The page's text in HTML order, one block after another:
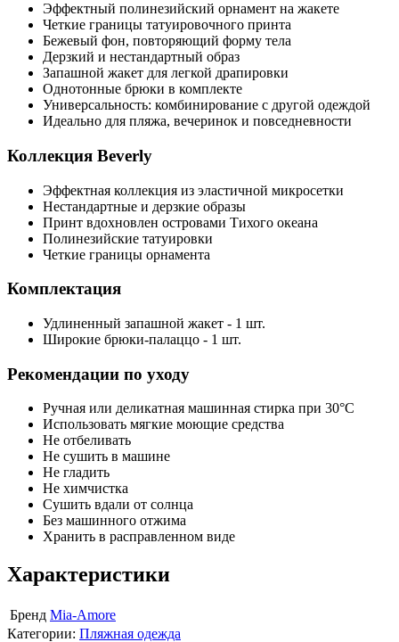
Эффектный полинезийский орнамент на жакете
Четкие границы татуировочного принта
Бежевый фон, повторяющий форму тела
Дерзкий и нестандартный образ
Запашной жакет для легкой драпировки
Однотонные брюки в комплекте
Универсальность: комбинирование с другой одеждой
Идеально для пляжа, вечеринок и повседневности
Коллекция Beverly
Эффектная коллекция из эластичной микросетки
Нестандартные и дерзкие образы
Принт вдохновлен островами Тихого океана
Полинезийские татуировки
Четкие границы орнамента
Комплектация
Удлиненный запашной жакет - 1 шт.
Широкие брюки-палаццо - 1 шт.
Рекомендации по уходу
Ручная или деликатная машинная стирка при 30°C
Использовать мягкие моющие средства
Не отбеливать
Не сушить в машине
Не гладить
Не химчистка
Сушить вдали от солнца
Без машинного отжима
Хранить в расправленном виде
Характеристики
Бренд Mia-Amore
Категории: Пляжная одежда